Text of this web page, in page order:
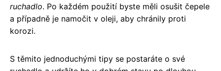
ruchadlo. Po každém použití byste měli osušit čepele
a případně je namočit v oleji, aby chránily proti
korozi.
S těmito jednoduchými tipy se postaráte o své